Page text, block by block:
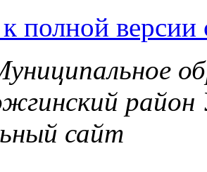
полной версии
район
сайт